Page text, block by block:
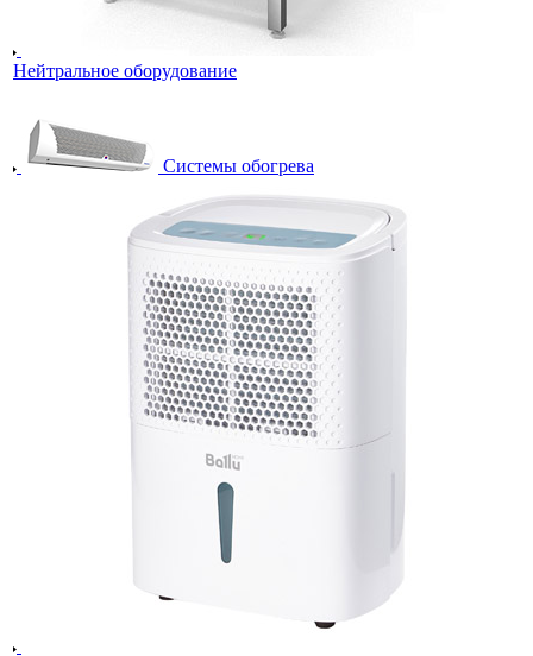
Нейтральное оборудование
Системы обогрева